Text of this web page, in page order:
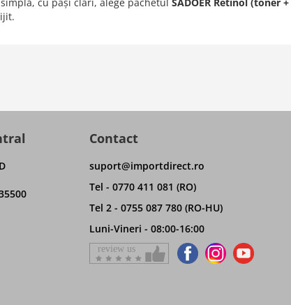
cu pași clari, alege pachetul SADOER Retinol (toner
Contact
suport@importdirect.ro
Tel - 0770 411 081 (RO)
Tel 2 - 0755 087 780 (RO-HU)
Luni-Vineri - 08:00-16:00